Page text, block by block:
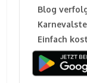
Blog
Einfach